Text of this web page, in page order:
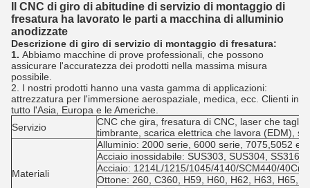
Il CNC di giro di abitudine di servizio di montaggio di
fresatura ha lavorato le parti a macchina di alluminio
anodizzate
Descrizione di giro di servizio di montaggio di fresatura:
1. Abbiamo macchine di prove professionali, che possono
assicurare l'accuratezza dei prodotti nella massima misura
possibile.
2. I nostri prodotti hanno una vasta gamma di applicazioni:
attrezzatura per l'immersione aerospaziale, medica, ecc. Clienti in
tutto l'Asia, Europa e le Americhe.
Servizio
CNC che gira, fresatura di CNC, laser che
timbrante, scarica elettrica che lavora (EDM),
Materiali
Alluminio: 2000 serie, 6000 serie, 7075,5052
Acciaio inossidabile: SUS303, SUS304, SS316,
Acciaio: 1214L/1215/1045/4140/SCM440/
Ottone: 260, C360, H59, H60, H62, H63, H65,